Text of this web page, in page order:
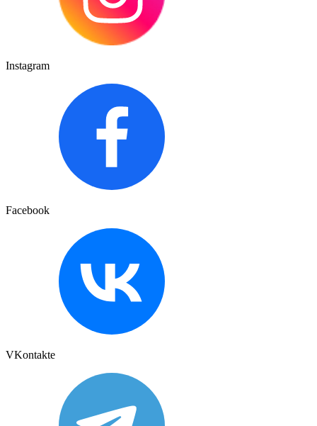
Instagram
Facebook
VKontakte